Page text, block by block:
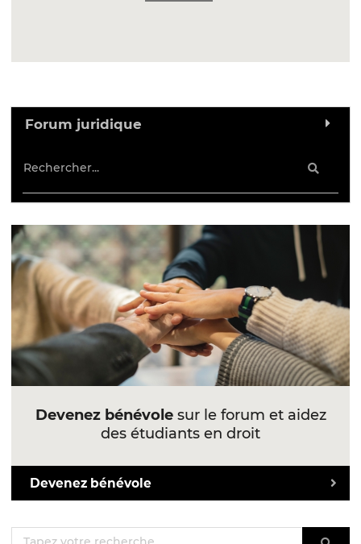
Forum juridique
Devenez bénévolesur le forum et aidez
des étudiants en droit
Devenez bénévole